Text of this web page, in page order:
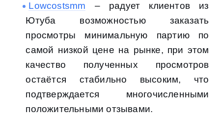
Lowcostsmm – радует клиентов из
Ютуба возможностью заказать
просмотры минимальную партию по
самой низкой цене на рынке, при этом
качество полученных просмотров
остаётся стабильно высоким, что
подтверждается многочисленными
положительными отзывами.